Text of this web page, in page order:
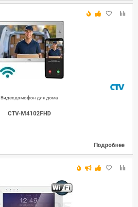
Видеодомофон для дома
CTV-M4102FHD
Подробнее